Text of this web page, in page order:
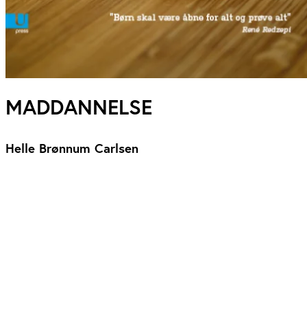
MADDANNELSE
Helle Brønnum Carlsen